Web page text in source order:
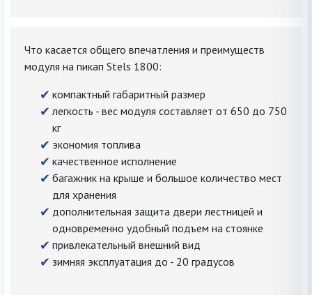
Что касается общего впечатления и преимуществ
модуля на пикап Stels 1800:
компактный габаритный размер
легкость - вес модуля составляет от 650 до 750
кг
экономия топлива
качественное исполнение
багажник на крыше и большое количество мест
для хранения
дополнительная защита двери лестницей и
одновременно удобный подъем на стоянке
привлекательный внешний вид
зимняя эксплуатация до - 20 градусов